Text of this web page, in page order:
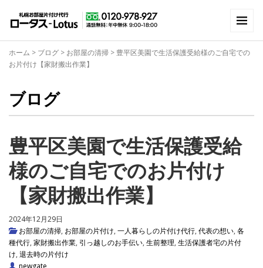
ホーム > ブログ > お部屋の清掃 > 豊平区美園で生活保護受給様のご自宅での
お片付け【家財搬出作業】
ブログ
豊平区美園で生活保護受給
様のご自宅でのお片付け
【家財搬出作業】
2024年12月29日
お部屋の清掃, お部屋の片付け, 一人暮らしの片付け代行, 代表の想い, 各
種代行, 家財搬出作業, 引っ越しのお手伝い, 生前整理, 生活保護者宅の片付
け, 退去時の片付け
newgate